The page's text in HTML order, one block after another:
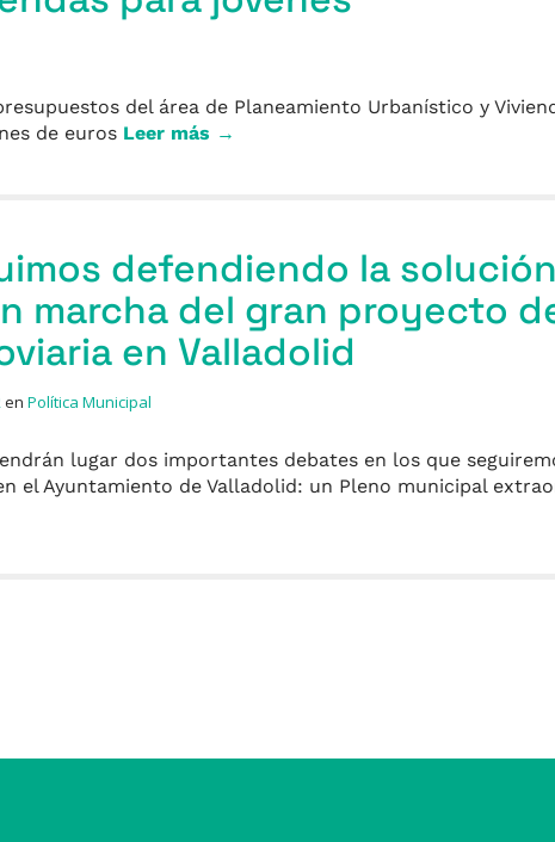
del área de Planeamiento Urbanístico y
de euros Leer más →
defendiendo la
marcha del gran proyecto
en Valladolid
en Política Municipal
lugar dos importantes debates en los que
el Ayuntamiento de Valladolid: un Pleno municipal